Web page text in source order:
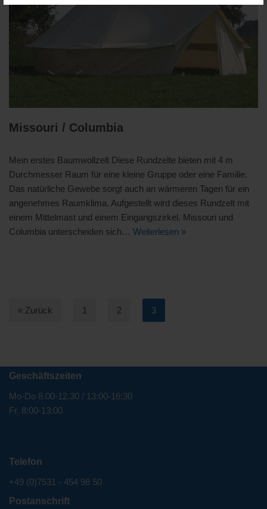
Missouri / Columbia
Mein erstes Baumwollzelt Diese Rundzelte bieten mit 4 m
Durchmesser Raum für eine kleine Gruppe oder eine Familie.
Das natürliche Gewebe sorgt auch an wärmeren Tagen für ein
angenehmes Raumklima. Aufgestellt wird dieses Rundzelt mit
einem Mittelmast und einem Eingangszirkel. Missouri und
Columbia unterscheiden sich… Weiterlesen »
« Zurück 1 2 3
Geschäftszeiten
Mo-Do 8.00-12.30 / 13:00-16:30
Fr. 8:00-13:00
Telefon
+49 (0)7531 - 454 98 50
Postanschrift